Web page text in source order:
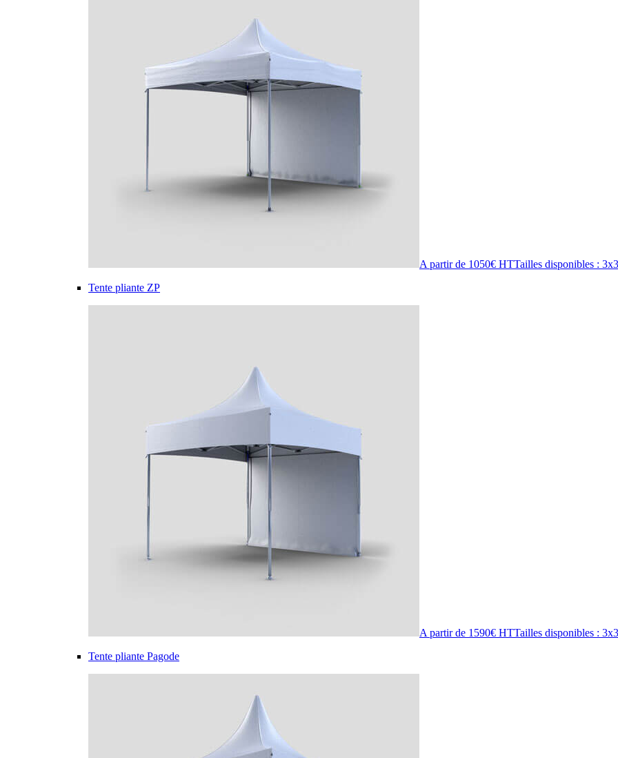
A partir de 1050€ HTTailles disponibles :
Tente pliante ZP
A partir de 1590€ HTTailles disponibles :
Tente pliante Pagode